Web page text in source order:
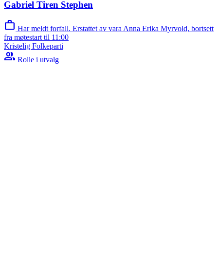
Gabriel Tiren Stephen
work Har meldt forfall. Erstattet av vara Anna Erika Myrvold, bortsett
fra møtestart til 11:00
Kristelig Folkeparti
group Rolle i utvalg